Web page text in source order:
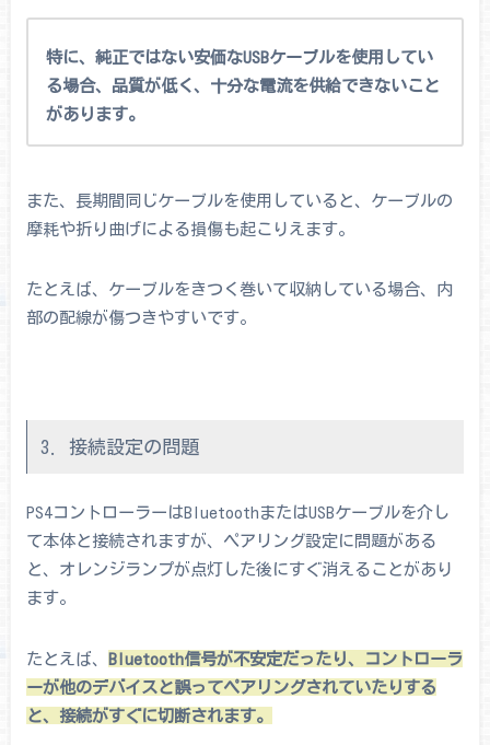
特に、純正ではない安価なUSBケーブルを使用してい
る場合、品質が低く、十分な電流を供給できないこと
があります。
また、長期間同じケーブルを使用していると、ケーブルの
摩耗や折り曲げによる損傷も起こりえます。
たとえば、ケーブルをきつく巻いて収納している場合、内
部の配線が傷つきやすいです。
3. 接続設定の問題
PS4コントローラーはBluetoothまたはUSBケーブルを介し
て本体と接続されますが、ペアリング設定に問題がある
と、オレンジランプが点灯した後にすぐ消えることがあり
ます。
たとえば、 Bluetooth信号が不安定だったり、コントローラ
ーが他のデバイスと誤ってペアリングされていたりする
と、接続がすぐに切断されます。